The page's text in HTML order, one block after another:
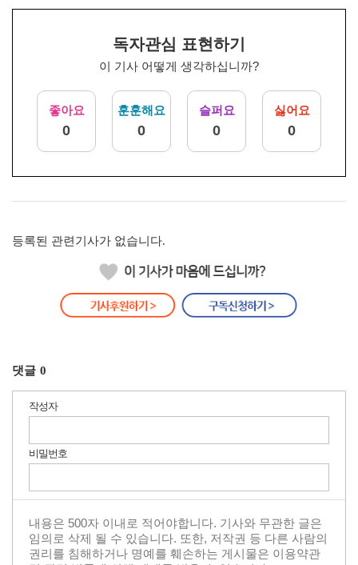
독자관심 표현하기
이 기사 어떻게 생각하십니까?
좋아요
0
훈훈해요
0
슬퍼요
0
싫어요
0
등록된 관련기사가 없습니다.
댓글 0
작성자
비밀번호